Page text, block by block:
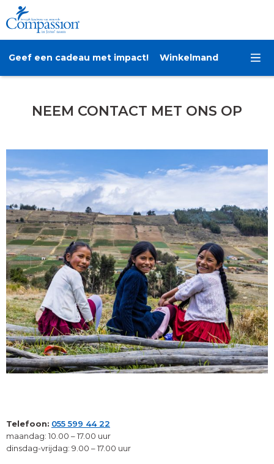
Geef een cadeau met impact! Winkelmand
NEEM CONTACT MET ONS OP
Telefoon: 055 599 44 22
maandag: 10.00 – 17.00 uur
dinsdag-vrijdag: 9.00 – 17.00 uur